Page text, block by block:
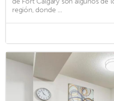
región, donde ...